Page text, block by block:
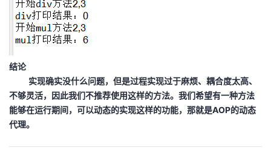
结论
实现确实没什么问题，但是过程实现过于麻烦、耦合度太高、
不够灵活，因此我们不推荐使用这样的方法。我们希望有一种方法
能够在运行期间，可以动态的实现这样的功能，那就是AOP的动态
代理。